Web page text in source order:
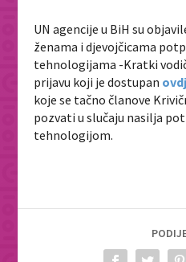
UN agencije u BiH su
ženama i djevojčicama
tehnologijama -Kratki
prijavu koji je dostupan
koje se tačno članove
pozvati u slučaju nasilja
tehnologijom.